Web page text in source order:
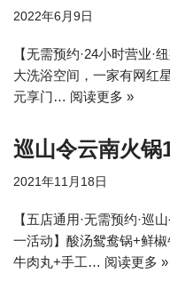
2022年6月9日
【无需预约·24小时营业·
大洗浴空间，一家有网红
元享门… 阅读更多 »
巡山令云南火锅
2021年11月18日
【五店通用·无需预约·巡
一活动】酸汤鸳鸯锅+鲜
牛肉丸+手工… 阅读更多 »